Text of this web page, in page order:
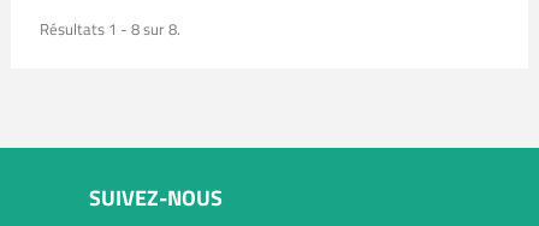
Résultats 1 - 8 sur 8.
SUIVEZ-NOUS